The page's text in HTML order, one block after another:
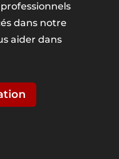
dans notre
aider dans